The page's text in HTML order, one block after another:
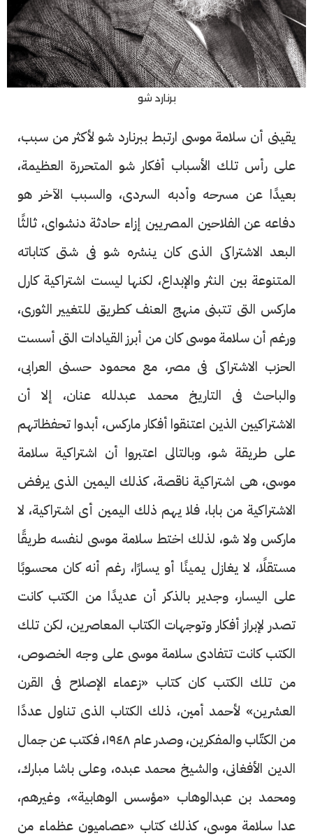
برنارد شو
يقينى أن سلامة موسى ارتبط ببرنارد شو لأكثر من سبب،
على رأس تلك الأسباب أفكار شو المتحررة العظيمة،
بعيدًا عن مسرحه وأدبه السردى، والسبب الآخر هو
دفاعه عن الفلاحين المصريين إزاء حادثة دنشواى، ثالثًا
البعد الاشتراكى الذى كان ينشره شو فى شتى كتاباته
المتنوعة بين النثر والإبداع، لكنها ليست اشتراكية كارل
ماركس التى تتبنى منهج العنف كطريق للتغيير الثورى،
ورغم أن سلامة موسى كان من أبرز القيادات التى أسست
الحزب الاشتراكى فى مصر، مع محمود حسنى العرابى،
والباحث فى التاريخ محمد عبدلله عنان، إلا أن
الاشتراكيين الذين اعتنقوا أفكار ماركس، أبدوا تحفظاتهم
على طريقة شو، وبالتالى اعتبروا أن اشتراكية سلامة
موسى، هى اشتراكية ناقصة، كذلك اليمين الذى يرفض
الاشتراكية من بابا، فلا يهم ذلك اليمين أى اشتراكية، لا
ماركس ولا شو، لذلك اختط سلامة موسى لنفسه طريقًا
مستقلًا، لا يغازل يمينًا أو يسارًا، رغم أنه كان محسوبًا
على اليسار، وجدير بالذكر أن عديدًا من الكتب كانت
تصدر لإبراز أفكار وتوجهات الكتاب المعاصرين، لكن تلك
الكتب كانت تتفادى سلامة موسى على وجه الخصوص،
من تلك الكتب كان كتاب «زعماء الإصلاح فى القرن
العشرين» لأحمد أمين، ذلك الكتاب الذى تناول عددًا
من الكتّاب والمفكرين، وصدر عام ١٩٤٨، فكتب عن جمال
الدين الأفغانى، والشيخ محمد عبده، وعلى باشا مبارك،
ومحمد بن عبدالوهاب «مؤسس الوهابية»، وغيرهم،
عدا سلامة موسى، كذلك كتاب «عصاميون عظماء من